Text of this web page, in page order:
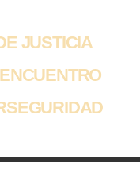
JUSTICIA